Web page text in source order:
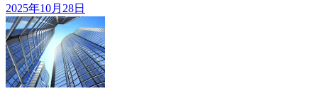
2025年10月28日